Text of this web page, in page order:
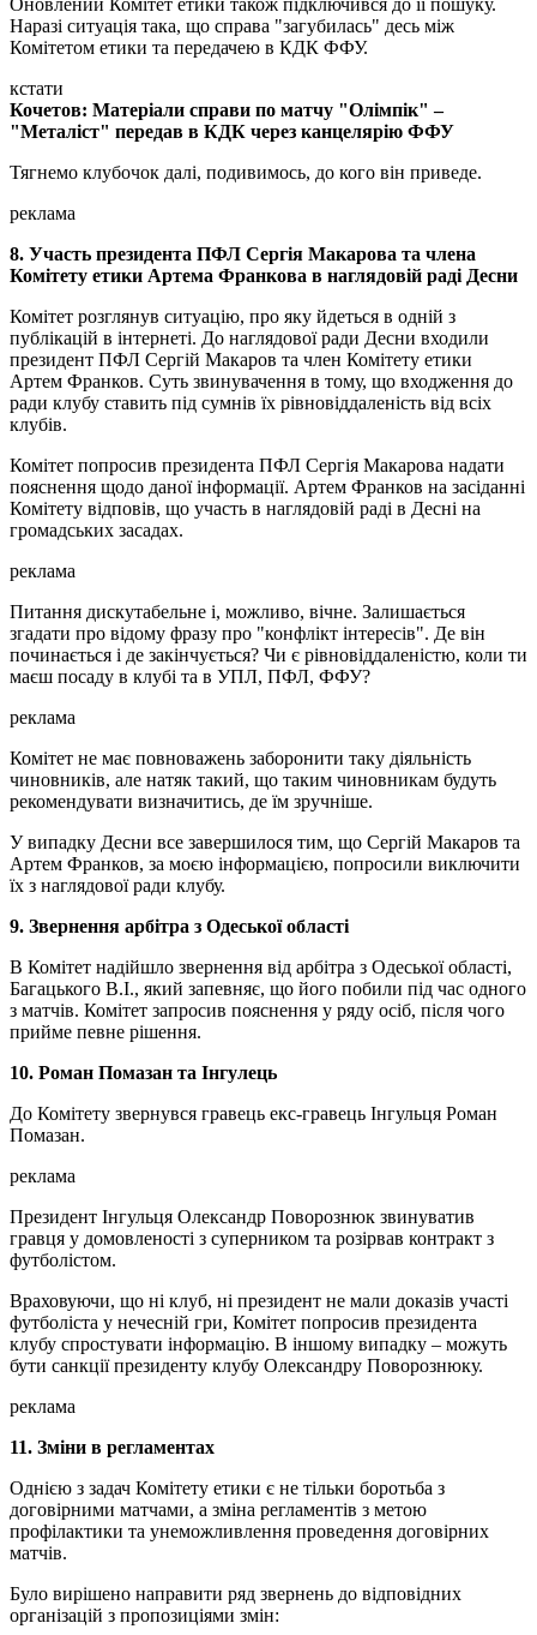
Оновлений Комітет етики також підключився до її пошуку.
Наразі ситуація така, що справа "загубилась" десь між
Комітетом етики та передачею в КДК ФФУ.
кстати
Кочетов: Матеріали справи по матчу "Олімпік" –
"Металіст" передав в КДК через канцелярію ФФУ
Тягнемо клубочок далі, подивимось, до кого він приведе.
реклама
8. Участь президента ПФЛ Сергія Макарова та члена
Комітету етики Артема Франкова в наглядовій раді Десни
Комітет розглянув ситуацію, про яку йдеться в одній з
публікацій в інтернеті. До наглядової ради Десни входили
президент ПФЛ Сергій Макаров та член Комітету етики
Артем Франков. Суть звинувачення в тому, що входження до
ради клубу ставить під сумнів їх рівновіддаленість від всіх
клубів.
Комітет попросив президента ПФЛ Сергія Макарова надати
пояснення щодо даної інформації. Артем Франков на засіданні
Комітету відповів, що участь в наглядовій раді в Десні на
громадських засадах.
реклама
Питання дискутабельне і, можливо, вічне. Залишається
згадати про відому фразу про "конфлікт інтересів". Де він
починається і де закінчується? Чи є рівновіддаленістю, коли ти
маєш посаду в клубі та в УПЛ, ПФЛ, ФФУ?
реклама
Комітет не має повноважень заборонити таку діяльність
чиновників, але натяк такий, що таким чиновникам будуть
рекомендувати визначитись, де їм зручніше.
У випадку Десни все завершилося тим, що Сергій Макаров та
Артем Франков, за моєю інформацією, попросили виключити
їх з наглядової ради клубу.
9. Звернення арбітра з Одеської області
В Комітет надійшло звернення від арбітра з Одеської області,
Багацького В.І., який запевняє, що його побили під час одного
з матчів. Комітет запросив пояснення у ряду осіб, після чого
прийме певне рішення.
10. Роман Помазан та Інгулець
До Комітету звернувся гравець екс-гравець Інгульця Роман
Помазан.
реклама
Президент Інгульця Олександр Поворознюк звинуватив
гравця у домовленості з суперником та розірвав контракт з
футболістом.
Враховуючи, що ні клуб, ні президент не мали доказів участі
футболіста у нечесній гри, Комітет попросив президента
клубу спростувати інформацію. В іншому випадку – можуть
бути санкції президенту клубу Олександру Поворознюку.
реклама
11. Зміни в регламентах
Однією з задач Комітету етики є не тільки боротьба з
договірними матчами, а зміна регламентів з метою
профілактики та унеможливлення проведення договірних
матчів.
Було вирішено направити ряд звернень до відповідних
організацій з пропозиціями змін: